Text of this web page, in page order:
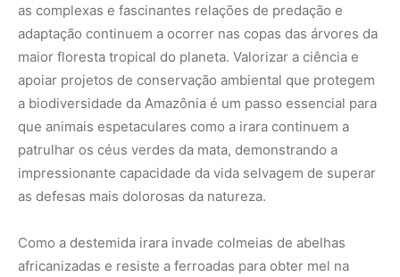
as complexas e fascinantes relações de predação e
adaptação continuem a ocorrer nas copas das árvores da
maior floresta tropical do planeta. Valorizar a ciência e
apoiar projetos de conservação ambiental que protegem
a biodiversidade da Amazônia é um passo essencial para
que animais espetaculares como a irara continuem a
patrulhar os céus verdes da mata, demonstrando a
impressionante capacidade da vida selvagem de superar
as defesas mais dolorosas da natureza.
Como a destemida irara invade colmeias de abelhas
africanizadas e resiste a ferroadas para obter mel na